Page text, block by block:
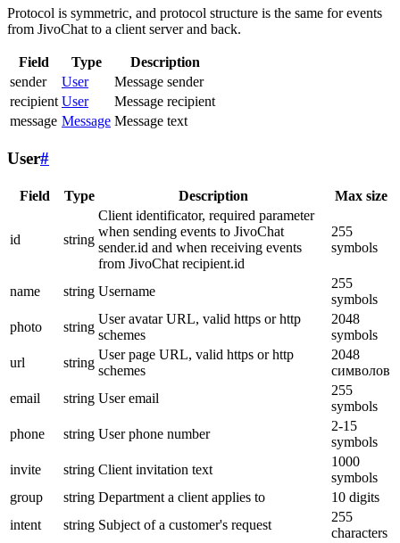
Protocol is symmetric, and protocol structure is the same for events
from JivoChat to a client server and back.
Field Type
Description
sender
User
Message sender
recipient User
Message recipient
message Message Message text
User#
Field Type Description Max size
id string
Client identificator, required parameter
when sending events to JivoChat
sender.id and when receiving events
from JivoChat recipient.id
255
symbols
name string Username
255
symbols
photo
string
User avatar URL, valid https or http
schemes
2048
symbols
url
string
User page URL, valid https or http
schemes
2048
символов
email
string User email
255
symbols
phone
string User phone number
2-15
symbols
invite
string Client invitation text
1000
symbols
group
string Department a client applies to
10 digits
intent
string Subject of a customer's request
255
characters